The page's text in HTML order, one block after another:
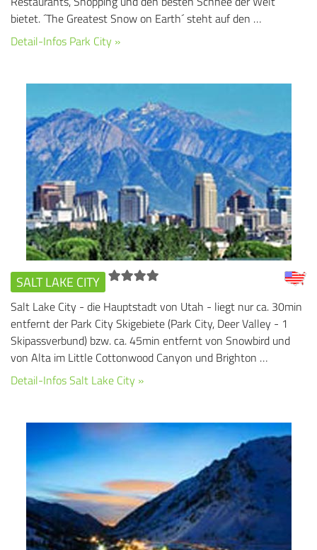
bietet. ´The Greatest Snow on Earth´ steht auf den …
Detail-Infos Park City »
SALT LAKE CITY
Salt Lake City - die Hauptstadt von Utah - liegt nur ca. 30min
entfernt der Park City Skigebiete (Park City, Deer Valley - 1
Skipassverbund) bzw. ca. 45min entfernt von Snowbird und
von Alta im Little Cottonwood Canyon und Brighton …
Detail-Infos Salt Lake City »